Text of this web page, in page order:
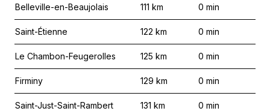
Belleville-en-Beaujolais 111 km 0 min
Saint-Étienne 122 km 0 min
Le Chambon-Feugerolles 125 km 0 min
Firminy 129 km 0 min
Saint-Just-Saint-Rambert 131 km 0 min